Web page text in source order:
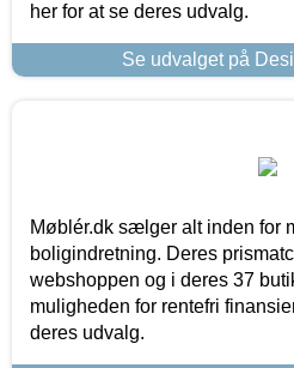
her for at se deres udvalg.
Se udvalget på
Møblér.dk sælger alt inden for
boligindretning. Deres
webshoppen og i deres 37
muligheden for rentefri
deres udvalg.